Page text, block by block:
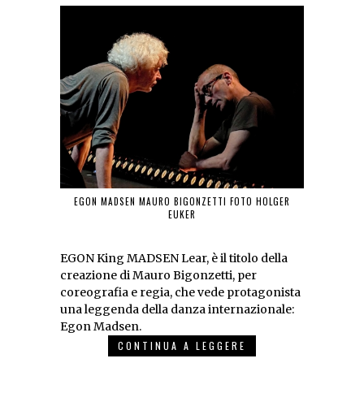
EGON MADSEN MAURO BIGONZETTI FOTO HOLGER
EUKER
EGON King MADSEN Lear, è il titolo della
creazione di Mauro Bigonzetti, per
coreografia e regia, che vede protagonista
una leggenda della danza internazionale:
Egon Madsen.
CONTINUA A LEGGERE